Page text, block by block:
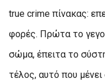
true crime πίνακας:
φορές. Πρώτα το
σώμα, έπειτα το
τέλος, αυτό που μένει